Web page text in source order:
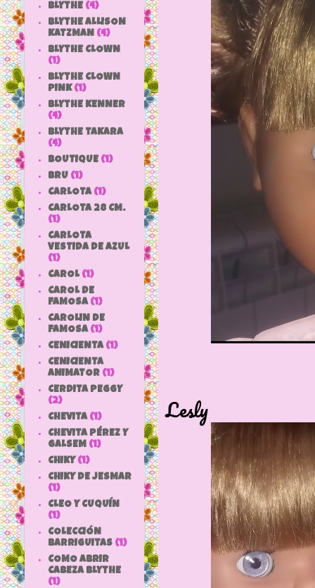
Lesly
BLYTHE (4)
BLYTHE ALLISON
KATZMAN (4)
BLYTHE CLOWN
(1)
BLYTHE CLOWN
PINK (1)
BLYTHE KENNER
(4)
BLYTHE TAKARA
(4)
BOUTIQUE (1)
BRU (1)
CARLOTA (1)
CARLOTA 28 CM.
(1)
CARLOTA
VESTIDA DE AZUL
(1)
CAROL (1)
CAROL DE
FAMOSA (1)
CAROLIN DE
FAMOSA (1)
CENICIENTA (1)
CENICIENTA
ANIMATOR (1)
CERDITA PEGGY
(2)
CHEVITA (1)
CHEVITA PÉREZ Y
GALSEM (1)
CHIKY (1)
CHIKY DE JESMAR
(1)
CLEO Y CUQUÍN
(1)
COLECCIÓN
BARRIGUITAS (1)
COMO ABRIR
CABEZA BLYTHE
(1)